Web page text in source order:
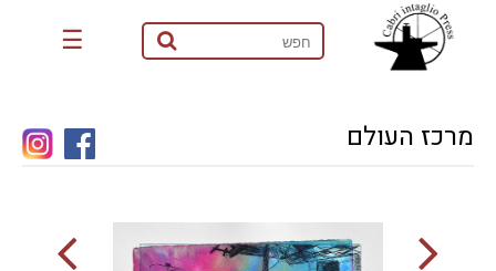
☰
מרכז העולם